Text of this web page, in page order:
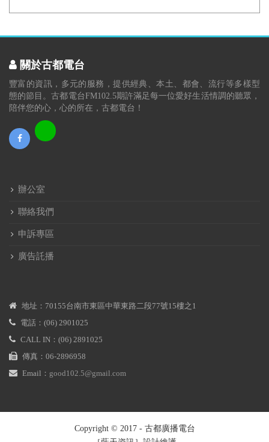
關於古都電台
豐富的資訊，多元的服務，提供經典、本土、都會、流行等多樣型
態的節目。古都電台FM102.5期許滿足每一位愛好生活情調的聽眾，
陪伴您的心，心的所在，古都電台！
辦公室
聯絡我們
申訴專區
廣告託播
地址：70155台南市東區中華東路二段77號15樓之1
電話：(06) 2901025
CALL IN：(06) 2891025
傳真：06-2896958
Email： good102.5@gmail.com
Copyright © 2017 - 古都廣播電台